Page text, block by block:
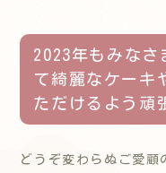
2023年もみなさ
て綺麗なケーキ
ただけるよう頑
どうぞ変わらぬご愛顧